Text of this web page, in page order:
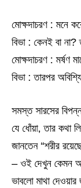
মোক্ষদাচরণ : মনে
বিভা : কেনই বা না?
মোক্ষদাচরণ : মর্ষণ
বিভা : তারপর
সমস্ত সারসের
যে ধোঁয়া, তার কথা
জানতেন “শরীর
– ওই দেখুন কেমন
ভাবলো মাথা